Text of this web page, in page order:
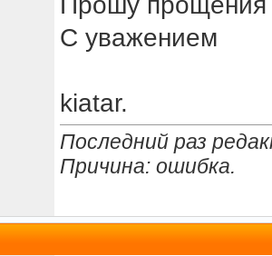
С уважением
kiatar.
Последний раз
Причина: ошибка.